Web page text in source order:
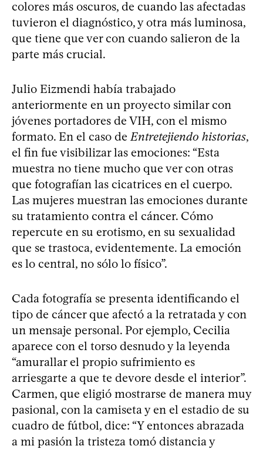
colores más oscuros, de cuando las afectadas
tuvieron el diagnóstico, y otra más luminosa,
que tiene que ver con cuando salieron de la
parte más crucial.
Julio Eizmendi había trabajado
anteriormente en un proyecto similar con
jóvenes portadores de VIH, con el mismo
formato. En el caso deEntretejiendo historias,
el fin fue visibilizar las emociones: “Esta
muestra no tiene mucho que ver con otras
que fotografían las cicatrices en el cuerpo.
Las mujeres muestran las emociones durante
su tratamiento contra el cáncer. Cómo
repercute en su erotismo, en su sexualidad
que se trastoca, evidentemente. La emoción
es lo central, no sólo lo físico”.
Cada fotografía se presenta identificando el
tipo de cáncer que afectó a la retratada y con
un mensaje personal. Por ejemplo, Cecilia
aparece con el torso desnudo y la leyenda
“amurallar el propio sufrimiento es
arriesgarte a que te devore desde el interior”.
Carmen, que eligió mostrarse de manera muy
pasional, con la camiseta y en el estadio de su
cuadro de fútbol, dice: “Y entonces abrazada
a mi pasión la tristeza tomó distancia y